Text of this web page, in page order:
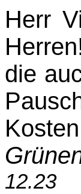
Herr
die
12.23